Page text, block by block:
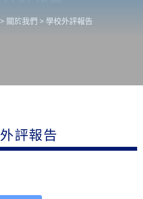
> 關於我們 > 學校外評報告
外評報告